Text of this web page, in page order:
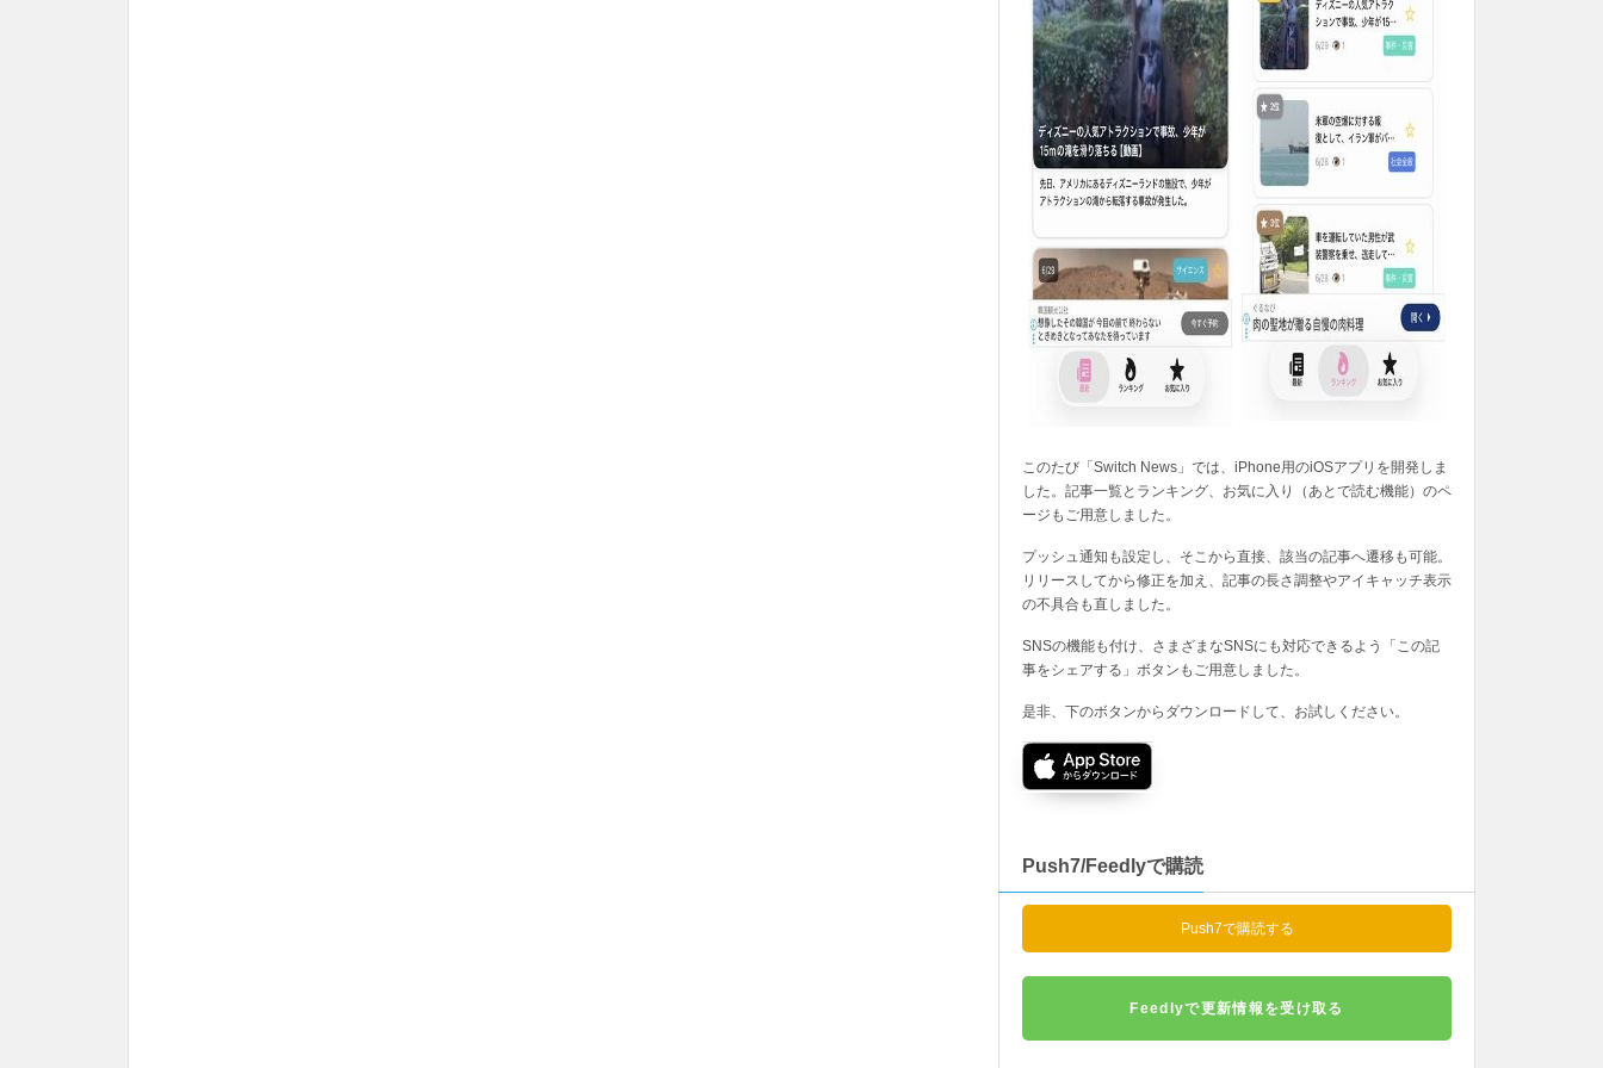
このたび「Switch News」では、iPhone用のiOSアプリを開発しま
した。記事一覧とランキング、お気に入り（あとで読む機能）のペ
ージもご用意しました。
プッシュ通知も設定し、そこから直接、該当の記事へ遷移も可能。
リリースしてから修正を加え、記事の長さ調整やアイキャッチ表示
の不具合も直しました。
SNSの機能も付け、さまざまなSNSにも対応できるよう「この記
事をシェアする」ボタンもご用意しました。
是非、下のボタンからダウンロードして、お試しください。
Push7/Feedlyで購読
Push7で購読する
Feedlyで更新情報を受け取る